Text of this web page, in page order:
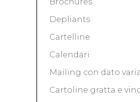
Depliants
Cartelline
Calendari
Mailing con dato
Cartoline gratta e